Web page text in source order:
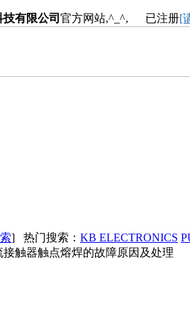
有限公司 官方网站,^_^, 已注册[
] 热门搜索： KB ELECTRONICS
接触器触点熔焊的故障原因及处理